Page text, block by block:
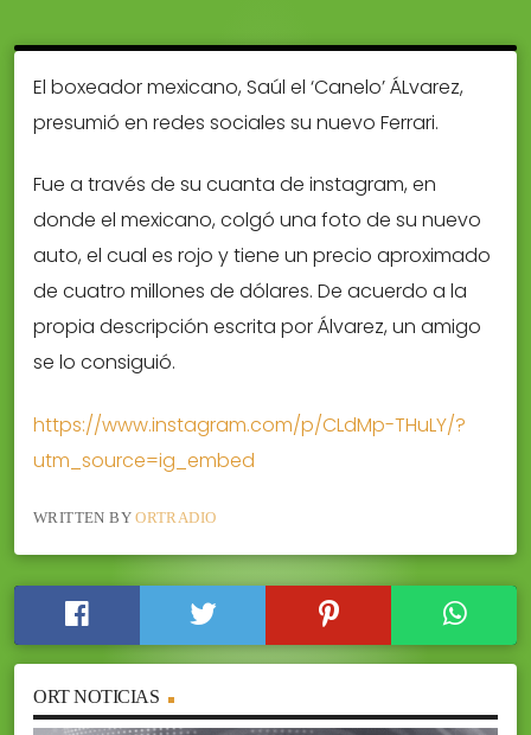
El boxeador mexicano, Saúl el ‘Canelo’ ÁLvarez,
presumió en redes sociales su nuevo Ferrari.
Fue a través de su cuanta de instagram, en
donde el mexicano, colgó una foto de su nuevo
auto, el cual es rojo y tiene un precio aproximado
de cuatro millones de dólares. De acuerdo a la
propia descripción escrita por Álvarez, un amigo
se lo consiguió.
https://www.instagram.com/p/CLdMp-THuLY/?
utm_source=ig_embed
WRITTEN BYORTRADIO
ORT NOTICIAS